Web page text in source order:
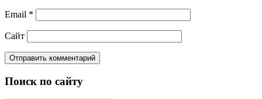
Email *
Сайт
Поиск по сайту